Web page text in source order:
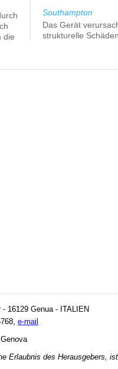
die
Southampton
Das Gerät
strukturelle
16129 Genua - ITALIEN
e-mail
Erlaubnis des Herausgebers,